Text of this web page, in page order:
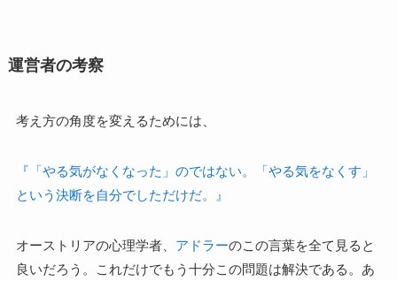
運営者の考察
考え方の角度を変えるためには、
『「やる気がなくなった」のではない。「やる気をなくす」
という決断を自分でしただけだ。』
オーストリアの心理学者、 アドラーのこの言葉を全て見ると
良いだろう。これだけでもう十分この問題は解決である。あ